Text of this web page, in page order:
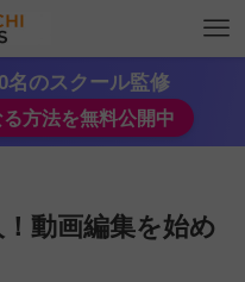
名のスクール監修
方法を無料公開中
動画編集を始め